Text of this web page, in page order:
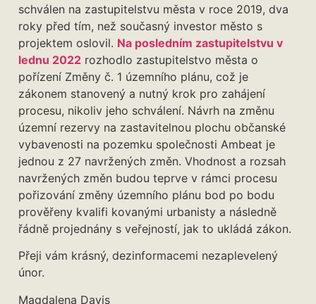
schválen na zastupitelstvu města v roce 2019, dva
roky před tím, než současný investor město s
projektem oslovil. Na posledním zastupitelstvu v
lednu 2022 rozhodlo zastupitelstvo města o
pořízení Změny č. 1 územního plánu, což je
zákonem stanovený a nutný krok pro zahájení
procesu, nikoliv jeho schválení. Návrh na změnu
územní rezervy na zastavitelnou plochu občanské
vybavenosti na pozemku společnosti Ambeat je
jednou z 27 navržených změn. Vhodnost a rozsah
navržených změn budou teprve v rámci procesu
pořizování změny územního plánu bod po bodu
prověřeny kvalifi kovanými urbanisty a následně
řádně projednány s veřejností, jak to ukládá zákon.
Přeji vám krásný, dezinformacemi nezaplevelený
únor.
Magdalena Davis